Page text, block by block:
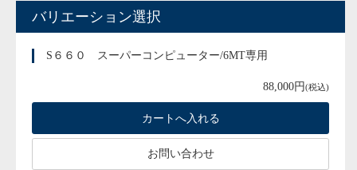
バリエーション選択
S６６０ スーパーコンピューター/6MT専用
88,000円(税込)
お問い合わせ